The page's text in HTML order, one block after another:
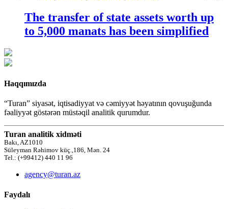
The transfer of state assets worth up
to 5,000 manats has been simplified
Haqqımızda
“Turan” siyasət, iqtisadiyyat və cəmiyyət həyatının qovuşuğunda
fəaliyyət göstərən müstəqil analitik qurumdur.
Turan analitik xidməti
Bakı, AZ1010
Süleyman Rəhimov küç.,186, Mən. 24
Tel.: (+99412) 440 11 96
agency@turan.az
Faydalı